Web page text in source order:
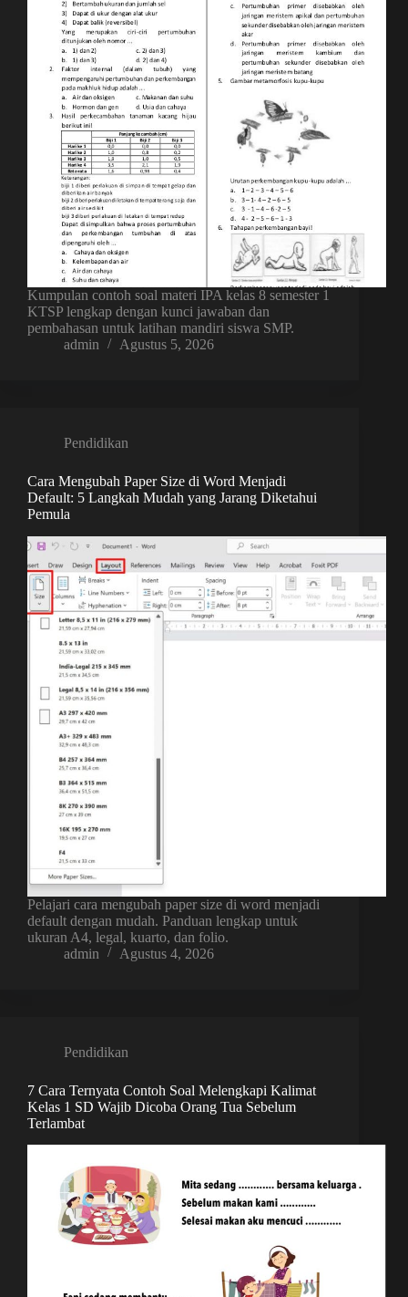
Kumpulan contoh soal materi IPA kelas 8 semester 1
KTSP lengkap dengan kunci jawaban dan
pembahasan untuk latihan mandiri siswa SMP.
admin
Agustus 5, 2026
Pendidikan
Cara Mengubah Paper Size di Word Menjadi
Default: 5 Langkah Mudah yang Jarang Diketahui
Pemula
Pelajari cara mengubah paper size di word menjadi
default dengan mudah. Panduan lengkap untuk
ukuran A4, legal, kuarto, dan folio.
admin
Agustus 4, 2026
Pendidikan
7 Cara Ternyata Contoh Soal Melengkapi Kalimat
Kelas 1 SD Wajib Dicoba Orang Tua Sebelum
Terlambat